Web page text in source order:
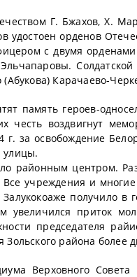
Г. Бжахов, Х.
удостоен орденов
с двумя
Карачаево-
память героев-
честь воздвигнут
г. за освобождение
улицы.
районным центром.
Все учреждения и
получило в
приток
председателя
района более
Верховного